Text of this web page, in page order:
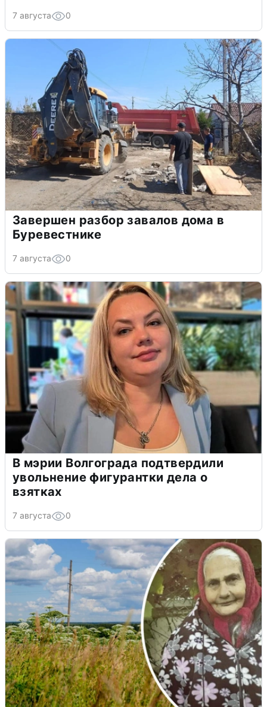
7 августа 0
Завершен разбор завалов дома в
Буревестнике
7 августа 0
В мэрии Волгограда подтвердили
увольнение фигурантки дела о
взятках
7 августа 0